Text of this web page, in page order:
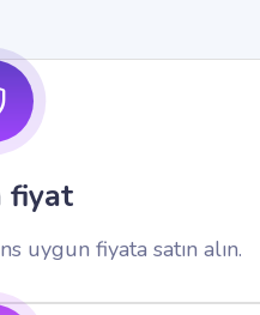
fiyat
uygun fiyata satın alın.